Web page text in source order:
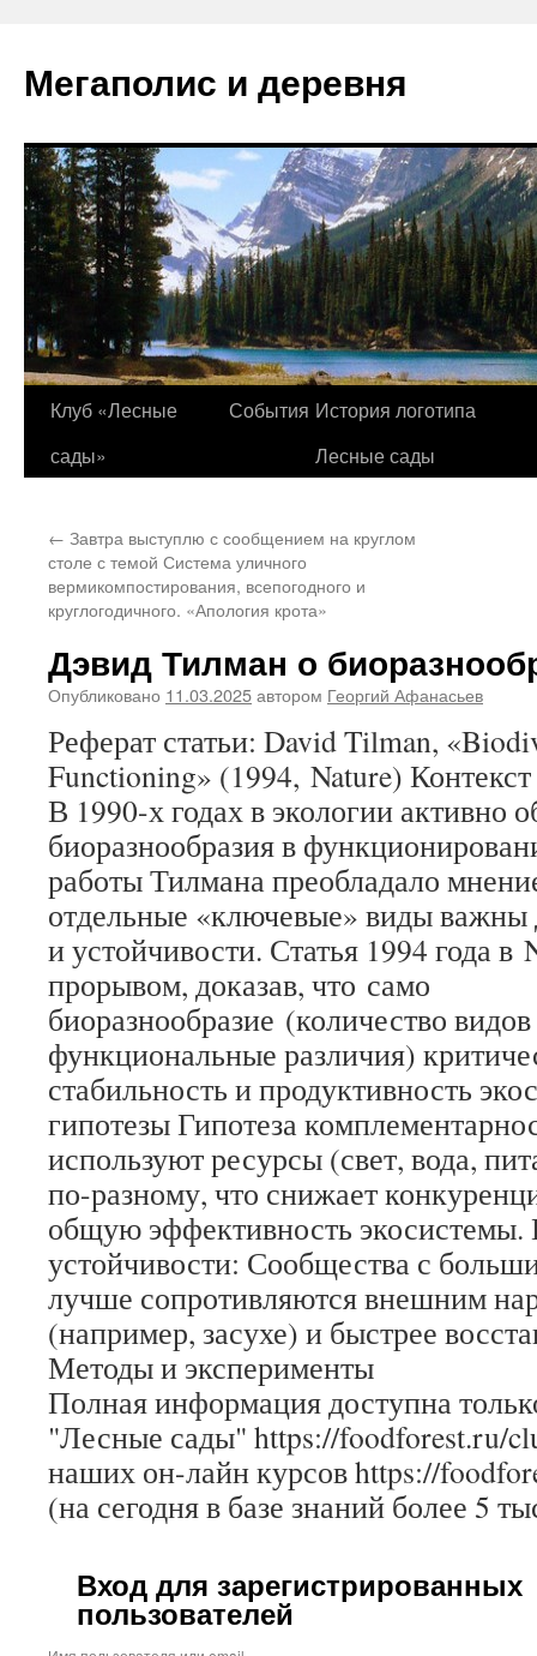
содержимому
Мегаполис и деревня
Клуб «Лесные
сады»
События История логотипа
Лесные сады
← Завтра выступлю с сообщением на круглом
столе с темой Система уличного
вермикомпостирования, всепогодного и
круглогодичного. «Апология крота»
Дэвид Тилман о
Опубликовано 11.03.2025автором Георгий Афанасьев
Реферат статьи: David Tilman,
Functioning» (1994, Nature)
В 1990-х годах в экологии активно
биоразнообразия в
работы Тилмана преобладало
отдельные «ключевые» виды важны
и устойчивости. Статья 1994 года в
прорывом, доказав, что само
биоразнообразие (количество
функциональные различия)
стабильность и продуктивность
гипотезы Гипотеза
используют ресурсы (свет, вода,
по-разному, что снижает
общую эффективность экосистемы.
устойчивости: Сообщества с
лучше сопротивляются внешним
(например, засухе) и быстрее
Методы и эксперименты
Полная информация доступна
"Лесные сады" https://foodforest.ru/
наших он-лайн курсов https://
(на сегодня в базе знаний более 5
Вход для зарегистрированных
пользователей